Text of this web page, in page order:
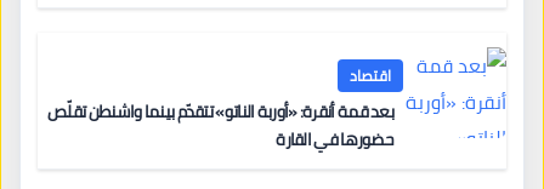
اقتصاد
بعد قمة أنقرة: «أوربة الناتو» تتقدّم بينما واشنطن تقلّص
حضورها في القارة